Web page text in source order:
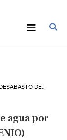
agua por